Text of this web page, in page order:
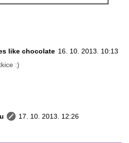
like chocolate 16. 10. 2013. 10:13
:)
17. 10. 2013. 12:26